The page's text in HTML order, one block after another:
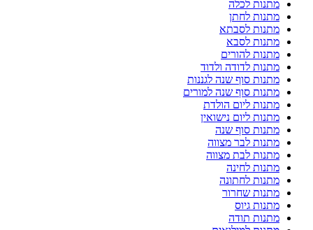
מתנות לכלה
מתנות לחתן
מתנות לסבתא
מתנות לסבא
מתנות להורים
מתנות לדודה ולדוד
מתנות סוף שנה לגננות
מתנות סוף שנה למורים
מתנות ליום הולדת
מתנות ליום נישואין
מתנות סוף שנה
מתנות לבר מצווה
מתנות לבת מצווה
מתנות לחינה
מתנות לחתונה
מתנות שחרור
מתנות גיוס
מתנות תודה